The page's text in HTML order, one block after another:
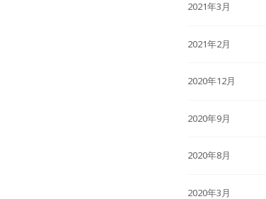
2021年3月
2021年2月
2020年12月
2020年9月
2020年8月
2020年3月